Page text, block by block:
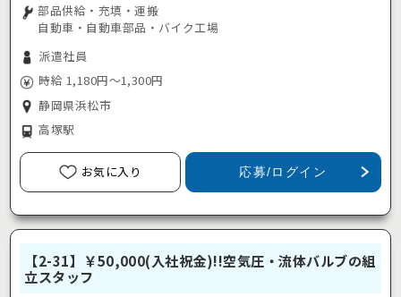
部品供給・充填・運搬
自動車・自動車部品・バイク工場
派遣社員
時給 1,180円～1,300円
静岡県浜松市
高塚駅
お気に入り 応募/ログイン
【2-31】￥50,000(入社祝金)!!空気圧・流体バルブの組
立スタッフ